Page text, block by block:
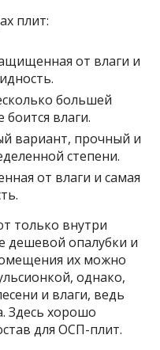
плит:
от влаги и
большей
влаги.
вариант, прочный и
степени.
от влаги и самая
только внутри
дешевой опалубки и
их можно
однако,
и влаги, ведь
Здесь хорошо
для ОСП-плит.